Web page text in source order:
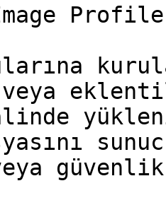
Profile